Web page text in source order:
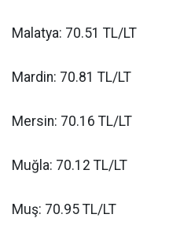
Malatya: 70.51 TL/LT
Mardin: 70.81 TL/LT
Mersin: 70.16 TL/LT
Muğla: 70.12 TL/LT
Muş: 70.95 TL/LT